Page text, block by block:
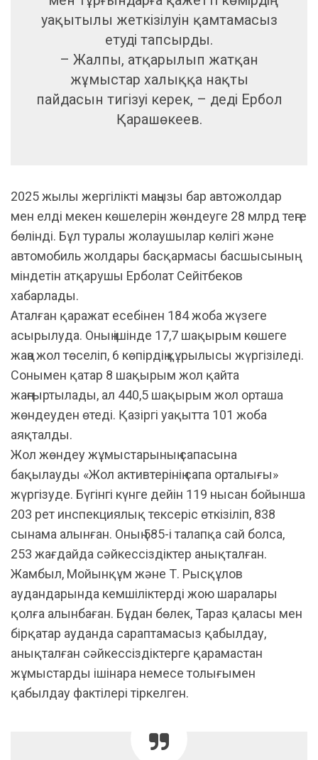
уақытылы жеткізілуін қамтамасыз
етуді тапсырды.
– Жалпы, атқарылып жатқан
жұмыстар халыққа нақты
пайдасын тигізуі керек, – деді Ербол
Қарашөкеев.
2025 жылы жергілікті маңызы бар автожолдар
мен елді мекен көшелерін жөндеуге 28 млрд теңге
бөлінді. Бұл туралы жолаушылар көлігі және
автомобиль жолдары басқармасы басшысының
міндетін атқарушы Ерболат Сейітбеков
хабарлады.
Аталған қаражат есебінен 184 жоба жүзеге
асырылуда. Оның ішінде 17,7 шақырым көшеге
жаңа жол төселіп, 6 көпірдің құрылысы жүргізіледі.
Сонымен қатар 8 шақырым жол қайта
жаңғыртылады, ал 440,5 шақырым жол орташа
жөндеуден өтеді. Қазіргі уақытта 101 жоба
аяқталды.
Жол жөндеу жұмыстарының сапасына
бақылауды «Жол активтерінің сапа орталығы»
жүргізуде. Бүгінгі күнге дейін 119 нысан бойынша
203 рет инспекциялық тексеріс өткізіліп, 838
сынама алынған. Оның 585-і талапқа сай болса,
253 жағдайда сәйкессіздіктер анықталған.
Жамбыл, Мойынқұм және Т. Рысқұлов
аудандарында кемшіліктерді жою шаралары
қолға алынбаған. Бұдан бөлек, Тараз қаласы мен
бірқатар ауданда сараптамасыз қабылдау,
анықталған сәйкессіздіктерге қарамастан
жұмыстарды ішінара немесе толығымен
қабылдау фактілері тіркелген.